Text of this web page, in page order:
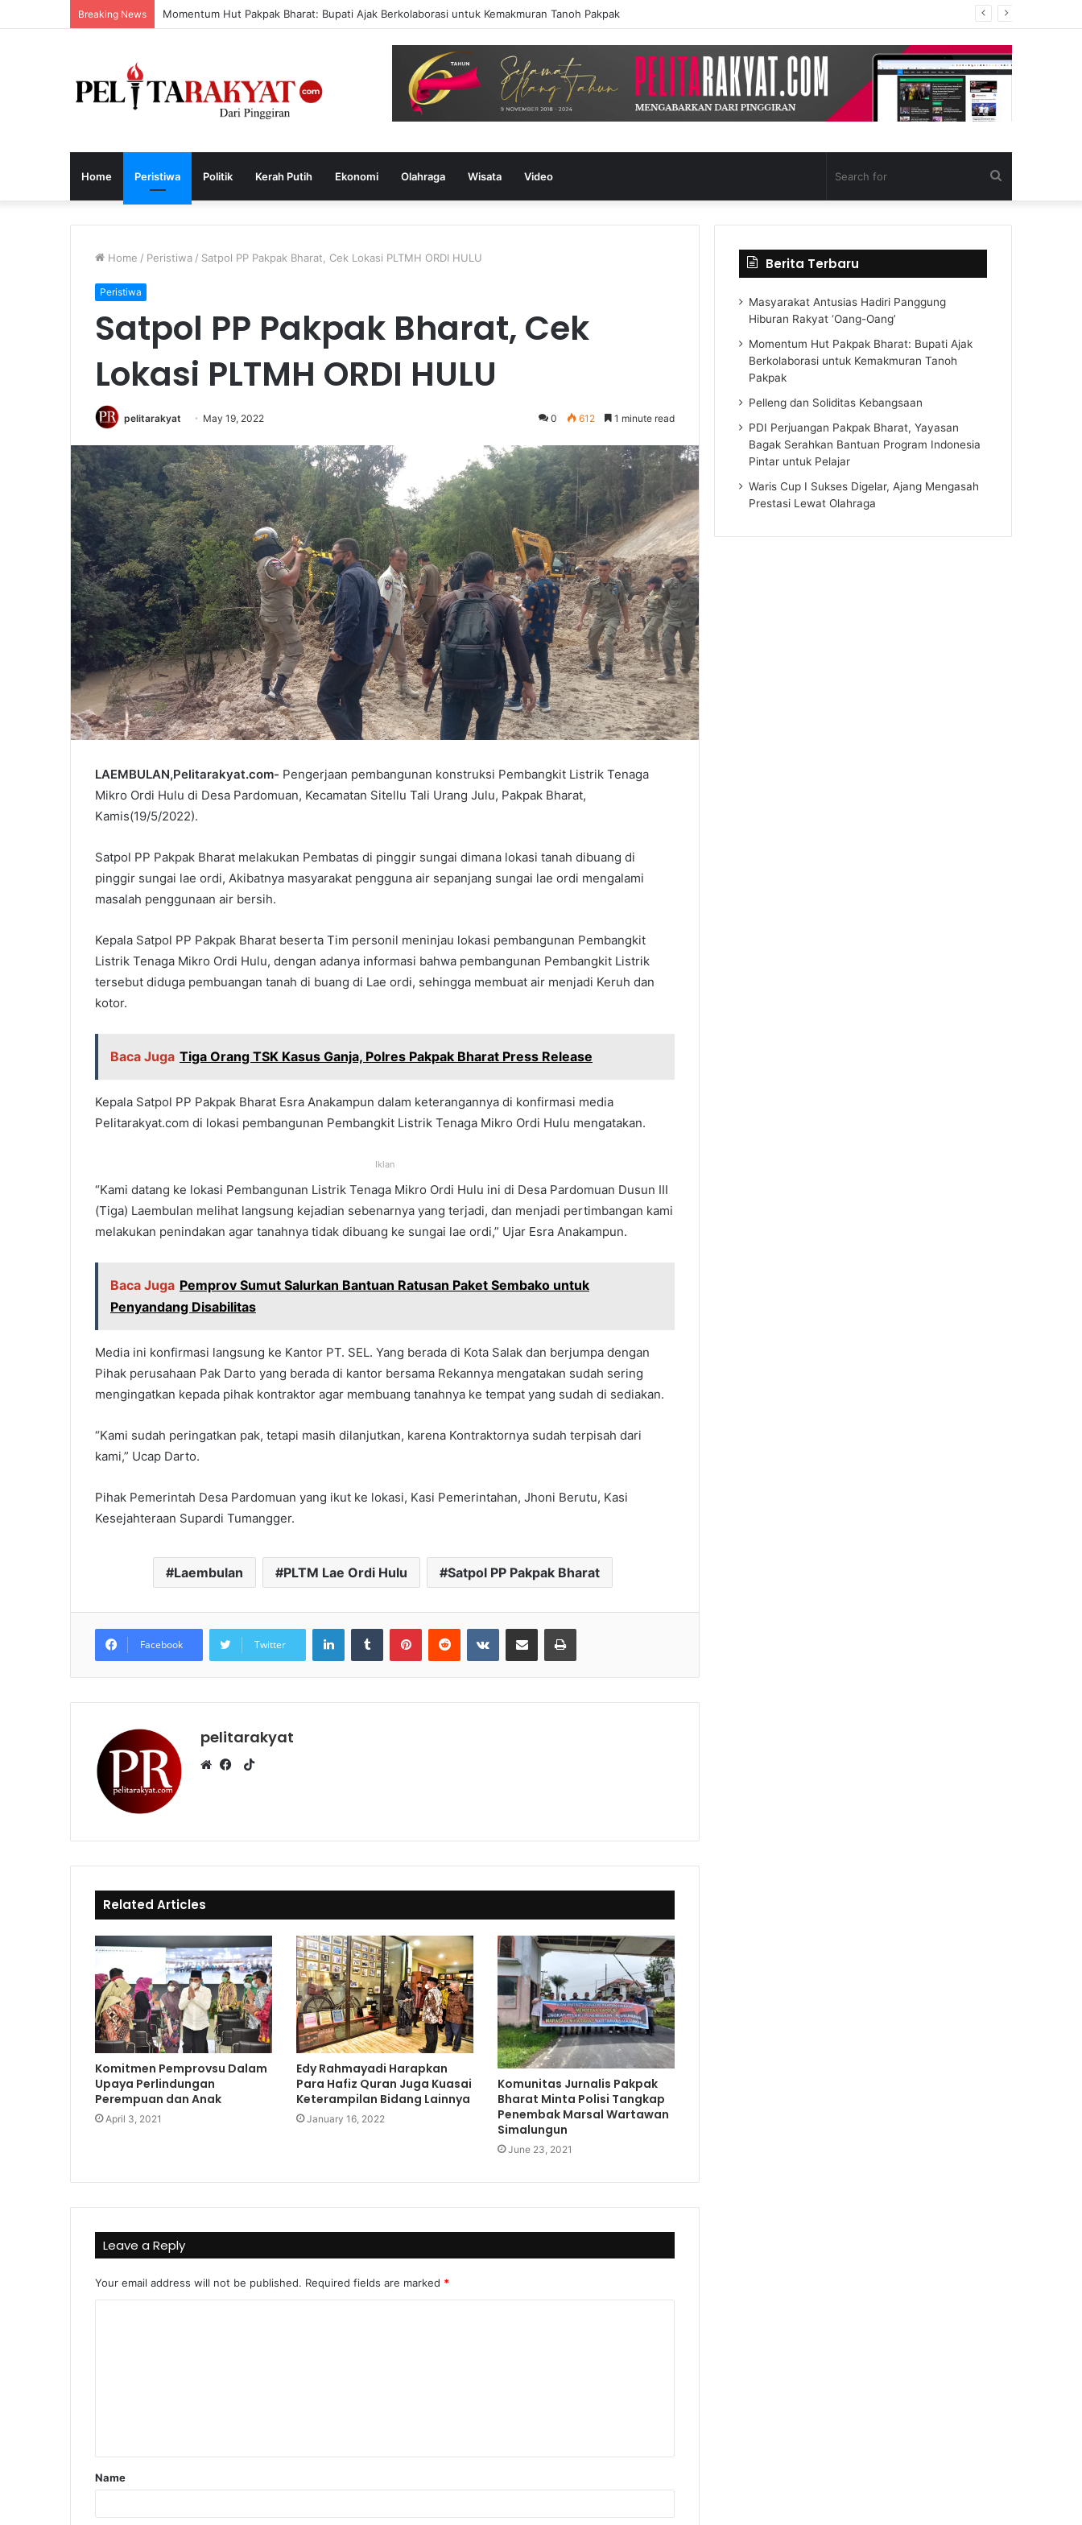
Breaking News Momentum Hut Pakpak Bharat: Bupati Ajak Berkolaborasi untuk Kemakmuran Tanoh Pakpak
Home Peristiwa Politik Kerah Putih Ekonomi Olahraga Wisata Video
for
Home / Peristiwa / Satpol PP Pakpak Bharat, Cek Lokasi PLTMH ORDI HULU
Peristiwa
Satpol PP Pakpak Bharat, Cek
Lokasi PLTMH ORDI HULU
pelitarakyat May 19, 2022 0 612 1 minute read
LAEMBULAN,Pelitarakyat.com- Pengerjaan pembangunan konstruksi Pembangkit Listrik Tenaga
Mikro Ordi Hulu di Desa Pardomuan, Kecamatan Sitellu Tali Urang Julu, Pakpak Bharat,
Kamis(19/5/2022).
Satpol PP Pakpak Bharat melakukan Pembatas di pinggir sungai dimana lokasi tanah dibuang di
pinggir sungai lae ordi, Akibatnya masyarakat pengguna air sepanjang sungai lae ordi mengalami
masalah penggunaan air bersih.
Kepala Satpol PP Pakpak Bharat beserta Tim personil meninjau lokasi pembangunan Pembangkit
Listrik Tenaga Mikro Ordi Hulu, dengan adanya informasi bahwa pembangunan Pembangkit Listrik
tersebut diduga pembuangan tanah di buang di Lae ordi, sehingga membuat air menjadi Keruh dan
kotor.
Baca Juga Tiga Orang TSK Kasus Ganja, Polres Pakpak Bharat Press Release
Kepala Satpol PP Pakpak Bharat Esra Anakampun dalam keterangannya di konfirmasi media
Pelitarakyat.com di lokasi pembangunan Pembangkit Listrik Tenaga Mikro Ordi Hulu mengatakan.
Iklan
“Kami datang ke lokasi Pembangunan Listrik Tenaga Mikro Ordi Hulu ini di Desa Pardomuan Dusun III
(Tiga) Laembulan melihat langsung kejadian sebenarnya yang terjadi, dan menjadi pertimbangan kami
melakukan penindakan agar tanahnya tidak dibuang ke sungai lae ordi,” Ujar Esra Anakampun.
Baca Juga Pemprov Sumut Salurkan Bantuan Ratusan Paket Sembako untuk
Penyandang Disabilitas
Media ini konfirmasi langsung ke Kantor PT. SEL. Yang berada di Kota Salak dan berjumpa dengan
Pihak perusahaan Pak Darto yang berada di kantor bersama Rekannya mengatakan sudah sering
mengingatkan kepada pihak kontraktor agar membuang tanahnya ke tempat yang sudah di sediakan.
“Kami sudah peringatkan pak, tetapi masih dilanjutkan, karena Kontraktornya sudah terpisah dari
kami,” Ucap Darto.
Pihak Pemerintah Desa Pardomuan yang ikut ke lokasi, Kasi Pemerintahan, Jhoni Berutu, Kasi
Kesejahteraan Supardi Tumangger.
Laembulan PLTM Lae Ordi Hulu Satpol PP Pakpak Bharat
Facebook Twitter
pelitarakyat
s
e
k
T
o
Related Articles
Komitmen Pemprovsu Dalam
Upaya Perlindungan
Perempuan dan Anak
April 3, 2021
Edy Rahmayadi Harapkan
Para Hafiz Quran Juga Kuasai
Keterampilan Bidang Lainnya
January 16, 2022
Komunitas Jurnalis Pakpak
Bharat Minta Polisi Tangkap
Penembak Marsal Wartawan
Simalungun
June 23, 2021
Leave a Reply
Your email address will not be published. Required fields are marked *
t
*
Name
Berita Terbaru
Masyarakat Antusias Hadiri Panggung
Hiburan Rakyat ‘Oang-Oang’
Momentum Hut Pakpak Bharat: Bupati Ajak
Berkolaborasi untuk Kemakmuran Tanoh
Pakpak
Pelleng dan Soliditas Kebangsaan
PDI Perjuangan Pakpak Bharat, Yayasan
Bagak Serahkan Bantuan Program Indonesia
Pintar untuk Pelajar
Waris Cup I Sukses Digelar, Ajang Mengasah
Prestasi Lewat Olahraga